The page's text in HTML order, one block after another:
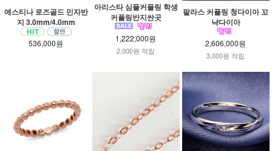
에스티나 로즈골드 민자반
지 3.0mm/4.0mm
536,000원
아리스타 심플커플링 학생
커플링반지싼곳
1,222,000원
2,000원 적립
팔라스 커플링 청다이아 꼬
냑다이아
2,606,000원
3,000원 적립